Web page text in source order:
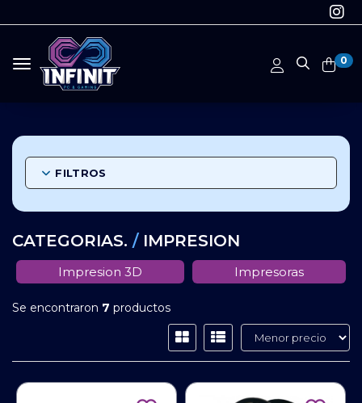
0
Toggle navigation
FILTROS
CATEGORIAS. / IMPRESION
Impresion 3D Impresoras
Se encontraron 7 productos